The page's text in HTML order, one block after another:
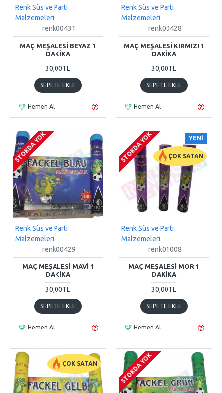
Renk Süs ve Parti
Malzemeleri
renk00431
MAÇ MEŞALESI BEYAZ 1
DAKIKA
30,00TL
SEPETE EKLE
Hemen Al
Renk Süs ve Parti
Malzemeleri
renk00428
MAÇ MEŞALESI KIRMIZI 1
DAKIKA
30,00TL
SEPETE EKLE
Hemen Al
STOKDA YOK
Renk Süs ve Parti
Malzemeleri
renk00429
MAÇ MEŞALESI MAVI 1
DAKIKA
30,00TL
SEPETE EKLE
Hemen Al
YENI
ÇOK SATAN
STOKDA YOK
Renk Süs ve Parti
Malzemeleri
renk01008
MAÇ MEŞALESI MOR 1
DAKIKA
30,00TL
SEPETE EKLE
Hemen Al
ÇOK SATAN STOKDA YOK